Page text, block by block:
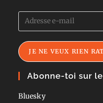
Adresse
e-
mail
JE NE VEUX RIEN
Abonne-toi sur
Bluesky